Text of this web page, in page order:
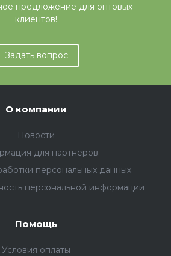
предложение для оптовых
клиентов!
Задать вопрос
О компании
Новости
для партнеров
персональных данных
персональной информации
Помощь
Условия оплаты